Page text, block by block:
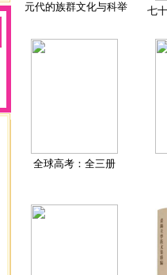
元代的族群文化与科举 七
全球高考：全三册